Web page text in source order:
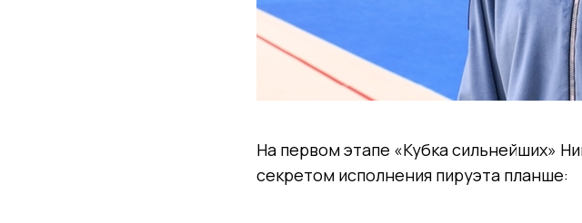
На первом этапе «Кубка сильнейших»
секретом исполнения пируэта планше: